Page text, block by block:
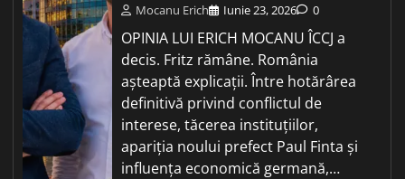
Mocanu Erich Iunie 23, 2026 0
OPINIA LUI ERICH MOCANU ÎCCJ a
decis. Fritz rămâne. România
așteaptă explicații. Între hotărârea
definitivă privind conflictul de
interese, tăcerea instituțiilor,
apariția noului prefect Paul Finta și
influența economică germană,…